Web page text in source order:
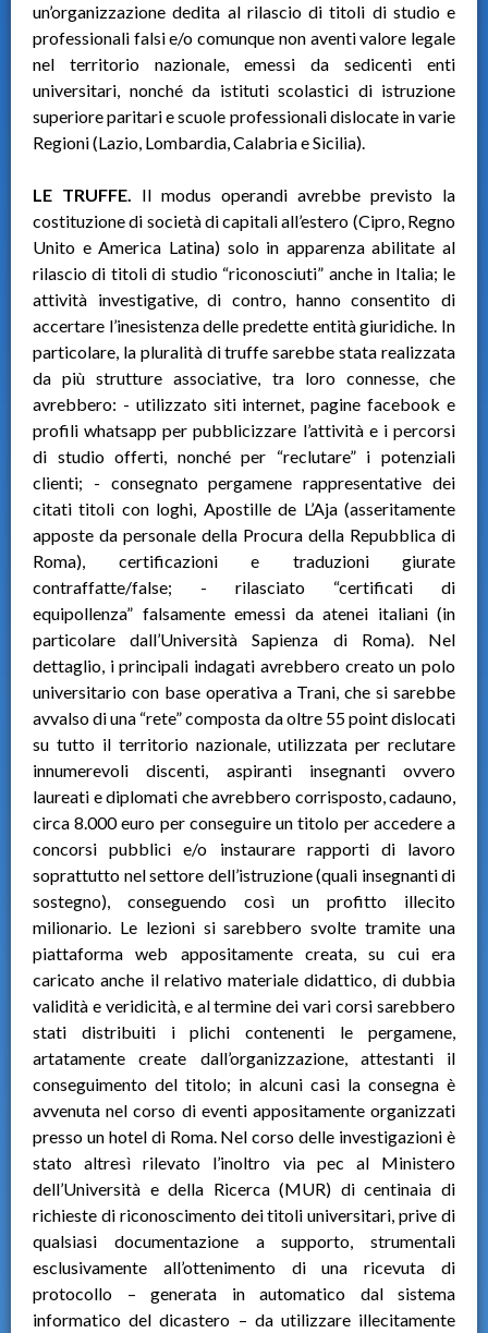
un’organizzazione dedita al rilascio di titoli di studio e
professionali falsi e/o comunque non aventi valore legale
nel territorio nazionale, emessi da sedicenti enti
universitari, nonché da istituti scolastici di istruzione
superiore paritari e scuole professionali dislocate in varie
Regioni (Lazio, Lombardia, Calabria e Sicilia).
LE TRUFFE. Il modus operandi avrebbe previsto la
costituzione di società di capitali all’estero (Cipro, Regno
Unito e America Latina) solo in apparenza abilitate al
rilascio di titoli di studio “riconosciuti” anche in Italia; le
attività investigative, di contro, hanno consentito di
accertare l’inesistenza delle predette entità giuridiche. In
particolare, la pluralità di truffe sarebbe stata realizzata
da più strutture associative, tra loro connesse, che
avrebbero: - utilizzato siti internet, pagine facebook e
profili whatsapp per pubblicizzare l’attività e i percorsi
di studio offerti, nonché per “reclutare” i potenziali
clienti; - consegnato pergamene rappresentative dei
citati titoli con loghi, Apostille de L’Aja (asseritamente
apposte da personale della Procura della Repubblica di
Roma), certificazioni e traduzioni giurate
contraffatte/false; - rilasciato “certificati di
equipollenza” falsamente emessi da atenei italiani (in
particolare dall’Università Sapienza di Roma). Nel
dettaglio, i principali indagati avrebbero creato un polo
universitario con base operativa a Trani, che si sarebbe
avvalso di una “rete” composta da oltre 55 point dislocati
su tutto il territorio nazionale, utilizzata per reclutare
innumerevoli discenti, aspiranti insegnanti ovvero
laureati e diplomati che avrebbero corrisposto, cadauno,
circa 8.000 euro per conseguire un titolo per accedere a
concorsi pubblici e/o instaurare rapporti di lavoro
soprattutto nel settore dell’istruzione (quali insegnanti di
sostegno), conseguendo così un profitto illecito
milionario. Le lezioni si sarebbero svolte tramite una
piattaforma web appositamente creata, su cui era
caricato anche il relativo materiale didattico, di dubbia
validità e veridicità, e al termine dei vari corsi sarebbero
stati distribuiti i plichi contenenti le pergamene,
artatamente create dall’organizzazione, attestanti il
conseguimento del titolo; in alcuni casi la consegna è
avvenuta nel corso di eventi appositamente organizzati
presso un hotel di Roma. Nel corso delle investigazioni è
stato altresì rilevato l’inoltro via pec al Ministero
dell’Università e della Ricerca (MUR) di centinaia di
richieste di riconoscimento dei titoli universitari, prive di
qualsiasi documentazione a supporto, strumentali
esclusivamente all’ottenimento di una ricevuta di
protocollo – generata in automatico dal sistema
informatico del dicastero – da utilizzare illecitamente